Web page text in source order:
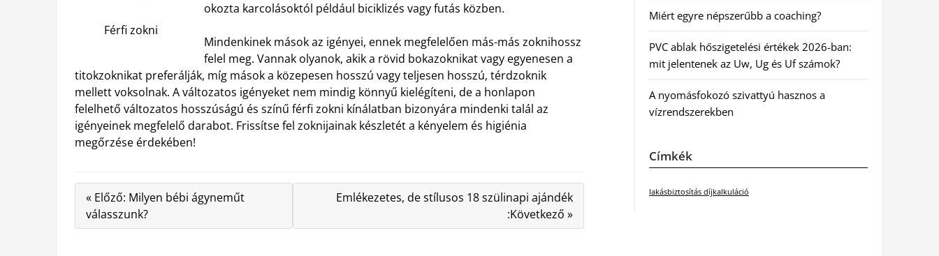
Férfi zokni
okozta karcolásoktól például biciklizés vagy futás közben.
Mindenkinek mások az igényei, ennek megfelelően más-más zoknihossz
felel meg. Vannak olyanok, akik a rövid bokazoknikat vagy egyenesen a
titokzoknikat preferálják, míg mások a közepesen hosszú vagy teljesen hosszú, térdzoknik
mellett voksolnak. A változatos igényeket nem mindig könnyű kielégíteni, de a honlapon
felelhető változatos hosszúságú és színű férfi zokni kínálatban bizonyára mindenki talál az
igényeinek megfelelő darabot. Frissítse fel zoknijainak készletét a kényelem és higiénia
megőrzése érdekében!
« Előző: Milyen bébi ágyneműt
válasszunk?
Emlékezetes, de stílusos 18 szülinapi ajándék
:Következő »
Miért egyre népszerűbb a coaching?
PVC ablak hőszigetelési értékek 2026-ban:
mit jelentenek az Uw, Ug és Uf számok?
A nyomásfokozó szivattyú hasznos a
vízrendszerekben
Címkék
lakásbiztosítás díjkalkuláció